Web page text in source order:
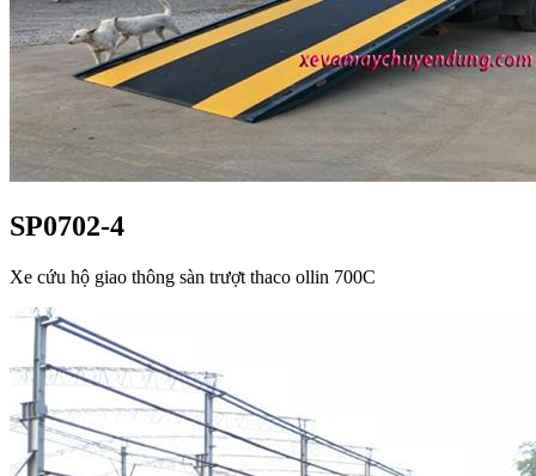
SP0702-4
Xe cứu hộ giao thông sàn trượt thaco ollin 700C